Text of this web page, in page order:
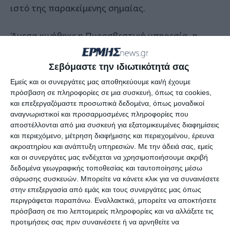
Σεβόμαστε την ιδιωτικότητά σας
Εμείς και οι συνεργάτες μας αποθηκεύουμε και/ή έχουμε
πρόσβαση σε πληροφορίες σε μια συσκευή, όπως τα cookies,
και επεξεργαζόμαστε προσωπικά δεδομένα, όπως μοναδικοί
αναγνωριστικοί και προσαρμοσμένες πληροφορίες που
αποστέλλονται από μια συσκευή για εξατομικευμένες διαφημίσεις
και περιεχόμενο, μέτρηση διαφήμισης και περιεχομένου, έρευνα
ακροατηρίου και ανάπτυξη υπηρεσιών. Με την άδειά σας, εμείς
και οι συνεργάτες μας ενδέχεται να χρησιμοποιήσουμε ακριβή
δεδομένα γεωγραφικής τοποθεσίας και ταυτοποίησης μέσω
σάρωσης συσκευών. Μπορείτε να κάνετε κλικ για να συναινέσετε
στην επεξεργασία από εμάς και τους συνεργάτες μας όπως
περιγράφεται παραπάνω. Εναλλακτικά, μπορείτε να αποκτήσετε
πρόσβαση σε πιο λεπτομερείς πληροφορίες και να αλλάξετε τις
προτιμήσεις σας πριν συναινέσετε ή να αρνηθείτε να
ιστό της παρακείμενης σημαίας.
Άμεσα κινήθηκε η Πυροσβεστική υπηρεσία, η
ΕΜΟΔΕ και το ΕΚΑΒ που αφού ανέσυραν από την
επικίνδυνη πλαγιά τον τουρίστα, τον μετέφεραν
στο Νοσοκομείο Ζακύνθου. Επρόκειτο για μία
ιδιαίτερα δύσκολη επιχείρηση καθώς οι άνδρες
της ΕΜΟΔΕ και της Πυροσβεστικής δέθηκαν στα
βράχια για να φτάσουν στο σημείο που έπεσε ο
άνδρας.
Η τουριστική περίοδος ξεκίνησε με πολλά τέτοια
δυσάρεστα περιστατικά καθώς μέσα σε λίγες
εβδομάδες έχουν καταγραφεί τραυματισμοί από
πτώση βράχων, από επικίνδυνα περάσματα και
από τροχαία.